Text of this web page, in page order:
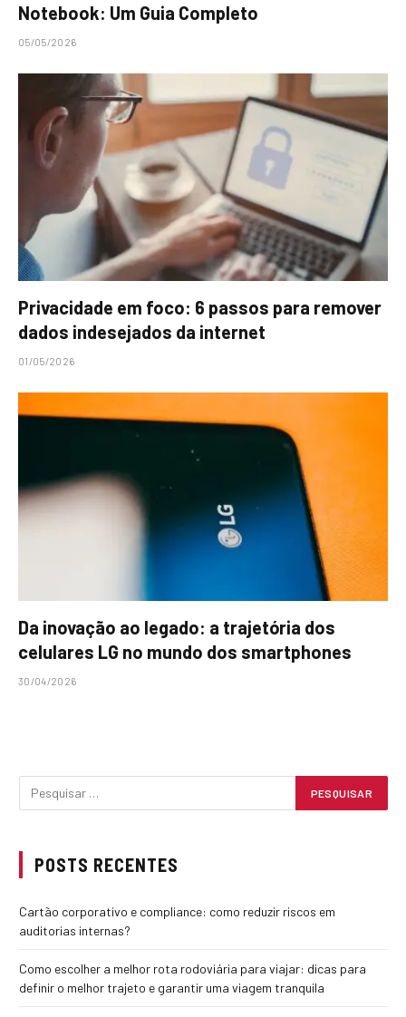
Notebook: Um Guia Completo
05/05/2026
Privacidade em foco: 6 passos para remover
dados indesejados da internet
01/05/2026
Da inovação ao legado: a trajetória dos
celulares LG no mundo dos smartphones
30/04/2026
POSTS RECENTES
Cartão corporativo e compliance: como reduzir riscos em
auditorias internas?
Como escolher a melhor rota rodoviária para viajar: dicas para
definir o melhor trajeto e garantir uma viagem tranquila